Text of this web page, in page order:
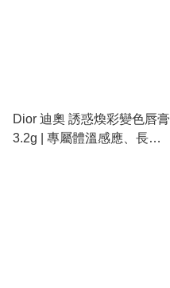
Dior 迪奧 誘惑煥彩變色唇膏
3.2g | 專屬體溫感應、長效